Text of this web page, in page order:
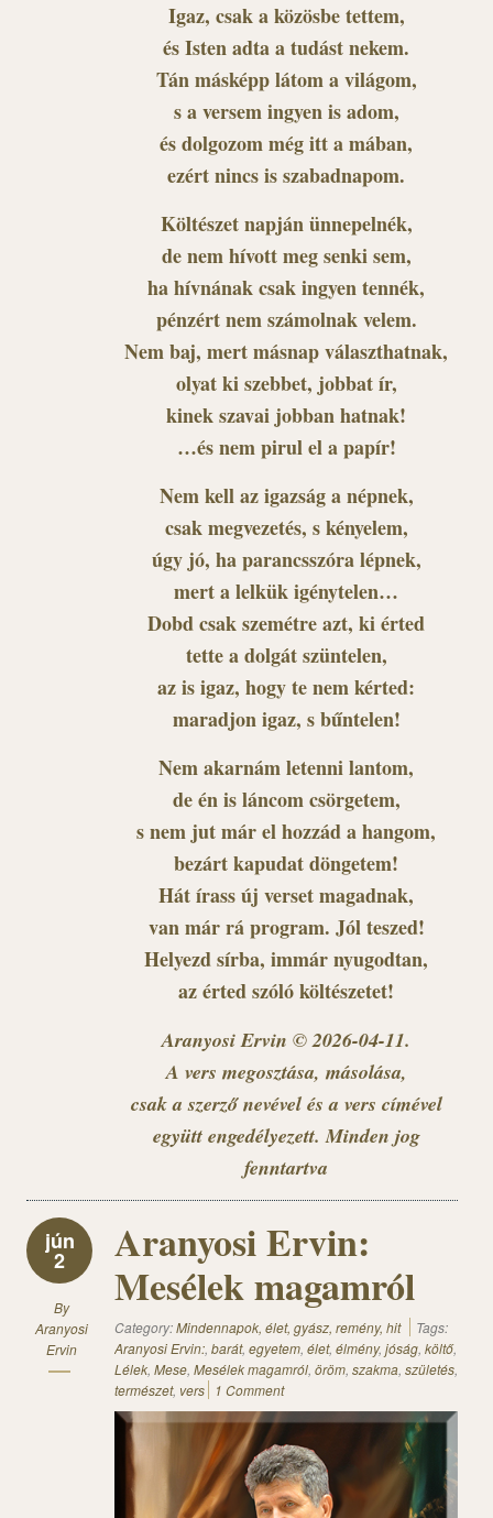
Igaz, csak a közösbe tettem,
és Isten adta a tudást nekem.
Tán másképp látom a világom,
s a versem ingyen is adom,
és dolgozom még itt a mában,
ezért nincs is szabadnapom.
Költészet napján ünnepelnék,
de nem hívott meg senki sem,
ha hívnának csak ingyen tennék,
pénzért nem számolnak velem.
Nem baj, mert másnap választhatnak,
olyat ki szebbet, jobbat ír,
kinek szavai jobban hatnak!
…és nem pirul el a papír!
Nem kell az igazság a népnek,
csak megvezetés, s kényelem,
úgy jó, ha parancsszóra lépnek,
mert a lelkük igénytelen…
Dobd csak szemétre azt, ki érted
tette a dolgát szüntelen,
az is igaz, hogy te nem kérted:
maradjon igaz, s bűntelen!
Nem akarnám letenni lantom,
de én is láncom csörgetem,
s nem jut már el hozzád a hangom,
bezárt kapudat döngetem!
Hát írass új verset magadnak,
van már rá program. Jól teszed!
Helyezd sírba, immár nyugodtan,
az érted szóló költészetet!
Aranyosi Ervin © 2026-04-11.
A vers megosztása, másolása,
csak a szerző nevével és a vers címével
együtt engedélyezett. Minden jog
fenntartva
jún
2
By
Aranyosi
Ervin
Aranyosi Ervin:
Mesélek magamról
Category:Mindennapok, élet, gyász, remény, hit
Tags:
Aranyosi Ervin:, barát, egyetem, élet, élmény, jóság, költő,
Lélek, Mese, Mesélek magamról, öröm, szakma, születés,
természet, vers 1 Comment